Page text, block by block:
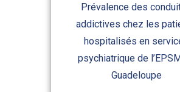
Prévalence des
addictives chez les
hospitalisés en
psychiatrique de
Guadeloupe